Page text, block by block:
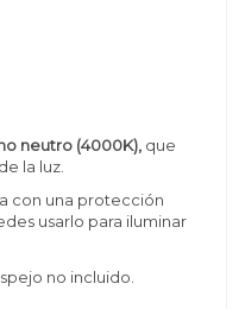
neutro (4000K), que
la luz.
con una protección
usarlo para iluminar
no incluido.